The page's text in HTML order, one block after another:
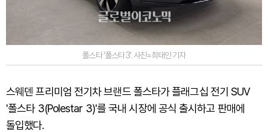
폴스타 '폴스타 3'. 사진=최태인 기자
스웨덴 프리미엄 전기차 브랜드 폴스타가 플래그십 전기 SUV
'폴스타 3(Polestar 3)'를 국내 시장에 공식 출시하고 판매에
돌입했다.